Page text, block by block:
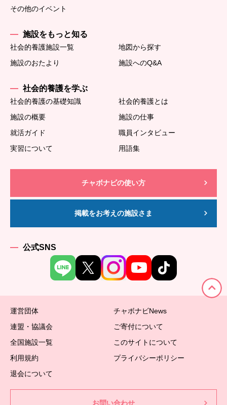
その他のイベント
施設をもっと知る
社会的養護施設一覧
地図から探す
施設のおたより
施設へのQ&A
社会的養護を学ぶ
社会的養護の基礎知識
社会的養護とは
施設の概要
施設の仕事
就活ガイド
職員インタビュー
実習について
用語集
チャボナビの使い方
掲載をお考えの施設さま
公式SNS
運営団体
チャボナビNews
連盟・協議会
ご寄付について
全国施設一覧
このサイトについて
利用規約
プライバシーポリシー
退会について
お問い合わせ